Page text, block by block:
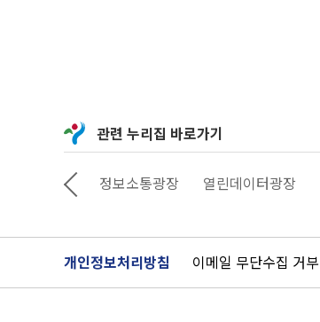
관련 누리집 바로가기
상대로 서울 정보소통광장 열린데이터광장
개인정보처리방침 이메일 무단수집 거부